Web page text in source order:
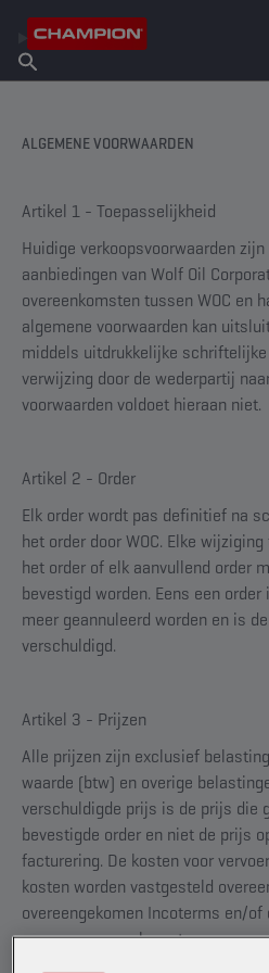
Over Champion
Vind een verkooppunt
ALGEMENE VOORWAARDEN
Artikel 1 - Toepasselijkheid
Huidige verkoopsvoorwaarden
aanbiedingen van Wolf Oil
overeenkomsten tussen WOC en
algemene voorwaarden kan
middels uitdrukkelijke
verwijzing door de wederpartij
voorwaarden voldoet hieraan niet.
Artikel 2 - Order
Elk order wordt pas definitief na
het order door WOC. Elke
het order of elk aanvullend order
bevestigd worden. Eens een
meer geannuleerd worden en is
verschuldigd.
Artikel 3 - Prijzen
Alle prijzen zijn exclusief
waarde (btw) en overige
verschuldigde prijs is de prijs die
bevestigde order en niet de prijs
facturering. De kosten voor
kosten worden vastgesteld
overeengekomen Incoterms en/of
vervoersovereenkomsten.